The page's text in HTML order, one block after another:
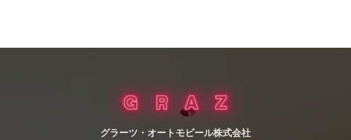
グラーツ・オートモビール株式会社